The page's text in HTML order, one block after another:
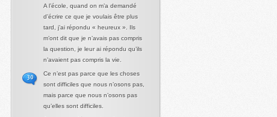
A l’école, quand on m’a demandé
d’écrire ce que je voulais être plus
tard, j’ai répondu « heureux ». Ils
m’ont dit que je n’avais pas compris
la question, je leur ai répondu qu’ils
n’avaient pas compris la vie.
Ce n’est pas parce que les choses
sont difficiles que nous n’osons pas,
mais parce que nous n’osons pas
qu’elles sont difficiles.
30